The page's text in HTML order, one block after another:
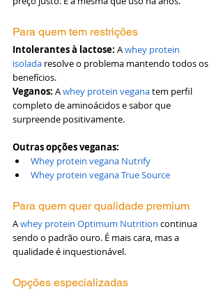
Para quem tem restrições
Intolerantes à lactose: A whey protein
isolada resolve o problema mantendo todos os
benefícios.
Veganos: A whey protein vegana tem perfil
completo de aminoácidos e sabor que
surpreende positivamente.
Outras opções veganas:
Whey protein vegana Nutrify
Whey protein vegana True Source
Para quem quer qualidade premium
A whey protein Optimum Nutrition continua
sendo o padrão ouro. É mais cara, mas a
qualidade é inquestionável.
Opções especializadas